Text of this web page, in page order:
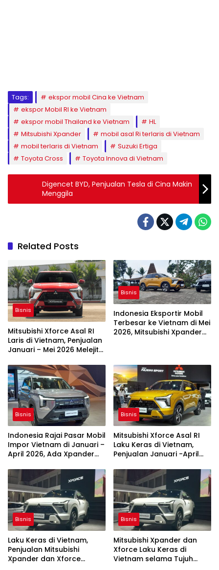
Tags:
ekspor mobil Cina ke Vietnam
ekspor Mobil RI ke Vietnam
ekspor mobil Thailand ke Vietnam
HL
Mitsubishi Xpander
mobil asal Ri terlaris di Vietnam
mobil terlaris di Vietnam
Suzuki Ertiga
Toyota Cross
Toyota Innova di Vietnam
Digencet BYD, Penjualan Tesla di Cina Makin
Menggila
Related Posts
Bisnis
Mitsubishi Xforce Asal RI
Laris di Vietnam, Penjualan
Januari – Mei 2026 Melejit
Bisnis
Indonesia Eksportir Mobil
Terbesar ke Vietnam di Mei
2026, Mitsubishi Xpander
Bisnis
Indonesia Rajai Pasar Mobil
Impor Vietnam di Januari –
April 2026, Ada Xpander
Bisnis
Mitsubishi Xforce Asal RI
Laku Keras di Vietnam,
Penjualan Januari -April
Bisnis
Laku Keras di Vietnam,
Penjualan Mitsubishi
Xpander dan Xforce
Bisnis
Mitsubishi Xpander dan
Xforce Laku Keras di
Vietnam selama Tujuh